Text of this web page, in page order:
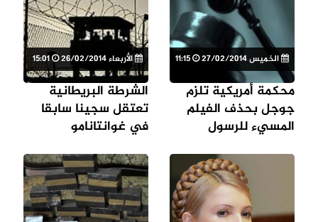
الخميس 27/02/2014
محكمة أمريكية تلزم
جوجل بحذف الفيلم
المسيء للرسول
الأربعاء 26/02/2014 15:01
الشرطة البريطانية
تعتقل سجينا سابقا
في غوانتانامو